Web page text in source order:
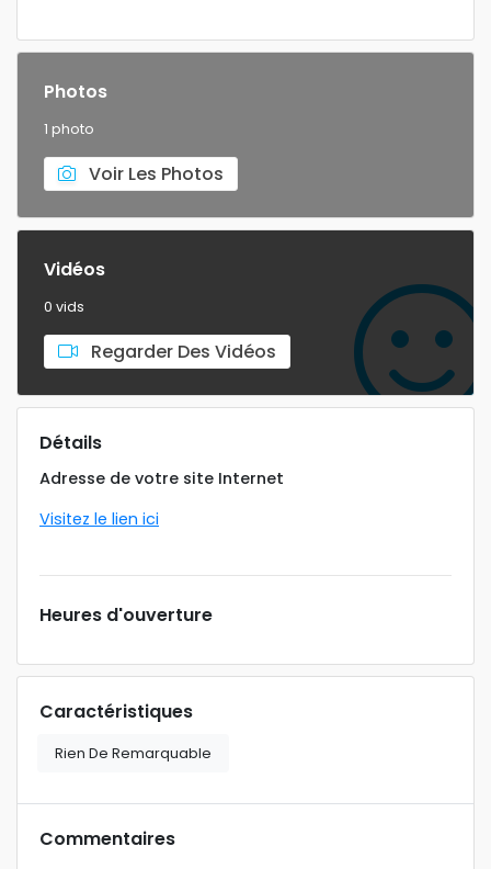
Photos
1 photo
Voir Les Photos
Vidéos
0 vids
Regarder Des Vidéos
Détails
Adresse de votre site Internet
Visitez le lien ici
Heures d'ouverture
Caractéristiques
Rien De Remarquable
Commentaires